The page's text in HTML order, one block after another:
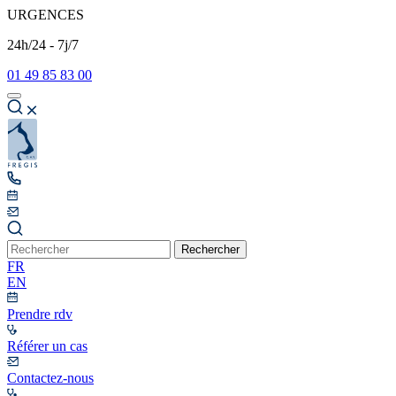
URGENCES
24h/24 - 7j/7
01 49 85 83 00
Rechercher
FR
EN
Prendre rdv
Référer un cas
Contactez-nous